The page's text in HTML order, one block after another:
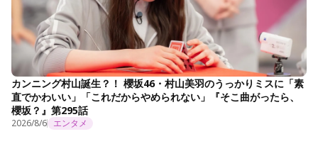
カンニング村山誕生？！ 櫻坂46・村山美羽のうっかりミスに「素
直でかわいい」「これだからやめられない」『そこ曲がったら、
櫻坂？』第295話
2026/8/6 エンタメ